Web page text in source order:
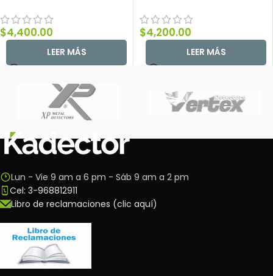
$4,400.00
LEER MÁS
$4,200.00
LEER MÁS
Lun - Vie 9 am a 6 pm - Sáb 9 am a 2 pm
Cel: 3-968812911
Libro de reclamaciones (clic aquí)